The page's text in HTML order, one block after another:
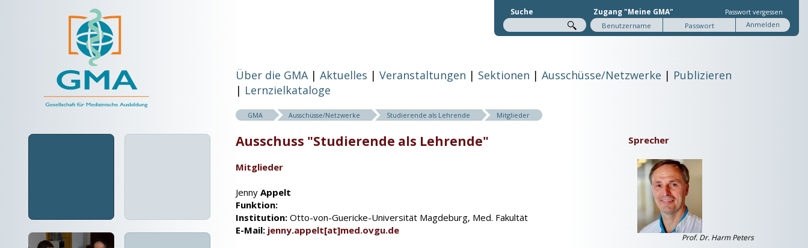
Suche Zugang "Meine GMA" Passwort vergessen
Über die GMA Aktuelles Veranstaltungen Sektionen Ausschüsse/Netzwerke
Publizieren
Lernzielkataloge
GMA Ausschüsse/Netzwerke Studierende als Lehrende Mitglieder
Ausschuss "Studierende als Lehrende"
Mitglieder
Jenny Appelt
Funktion:
Institution:Otto-von-Guericke-Universität Magdeburg, Med. Fakultät
E-Mail: jenny.appelt[at]med.ovgu.de
Sprecher
Prof. Dr. Harm Peters